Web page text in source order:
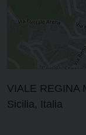
VIALE REGINA
Sicilia, Italia